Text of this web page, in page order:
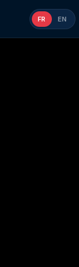
FR EN